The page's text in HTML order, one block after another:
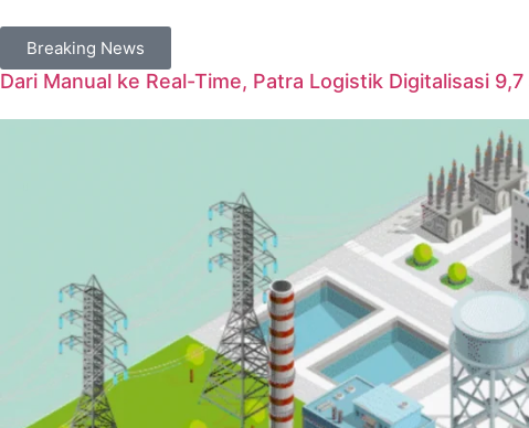
Breaking News
Dari Manual ke Real-Time, Patra Logistik Digitalisasi